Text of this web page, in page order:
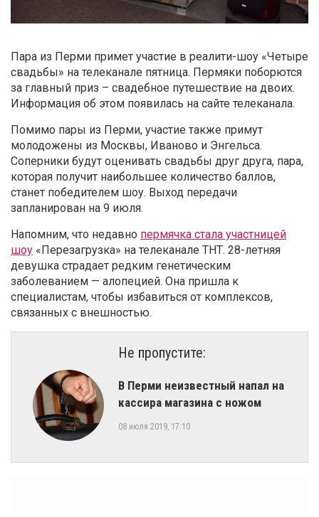
Пара из Перми примет участие в реалити-шоу «Четыре
свадьбы» на телеканале пятница. Пермяки поборются
за главный приз – свадебное путешествие на двоих.
Информация об этом появилась на сайте телеканала.
Помимо пары из Перми, участие также примут
молодожены из Москвы, Иваново и Энгельса.
Соперники будут оценивать свадьбы друг друга, пара,
которая получит наибольшее количество баллов,
станет победителем шоу. Выход передачи
запланирован на 9 июля.
Напомним, что недавно пермячка стала участницей
шоу «Перезагрузка» на телеканале ТНТ. 28-летняя
девушка страдает редким генетическим
заболеванием — алопецией. Она пришла к
специалистам, чтобы избавиться от комплексов,
связанных с внешностью.
Не пропустите:
В Перми неизвестный напал на
кассира магазина с ножом
08 июля 2019, 17:10